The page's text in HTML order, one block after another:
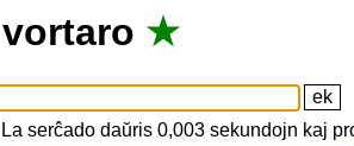
vortaro ★
La serĉado daŭris 0,003sekundojn kaj